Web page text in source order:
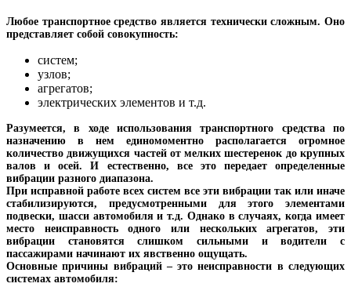
Любое транспортное средство является технически сложным. Оно
представляет собой совокупность:
систем;
узлов;
агрегатов;
электрических элементов и т.д.
Разумеется, в ходе использования транспортного средства по
назначению в нем единомоментно располагается огромное
количество движущихся частей от мелких шестеренок до крупных
валов и осей. И естественно, все это передает определенные
вибрации разного диапазона.
При исправной работе всех систем все эти вибрации так или иначе
стабилизируются, предусмотренными для этого элементами
подвески, шасси автомобиля и т.д. Однако в случаях, когда имеет
место неисправность одного или нескольких агрегатов, эти
вибрации становятся слишком сильными и водители с
пассажирами начинают их явственно ощущать.
Основные причины вибраций – это неисправности в следующих
системах автомобиля: